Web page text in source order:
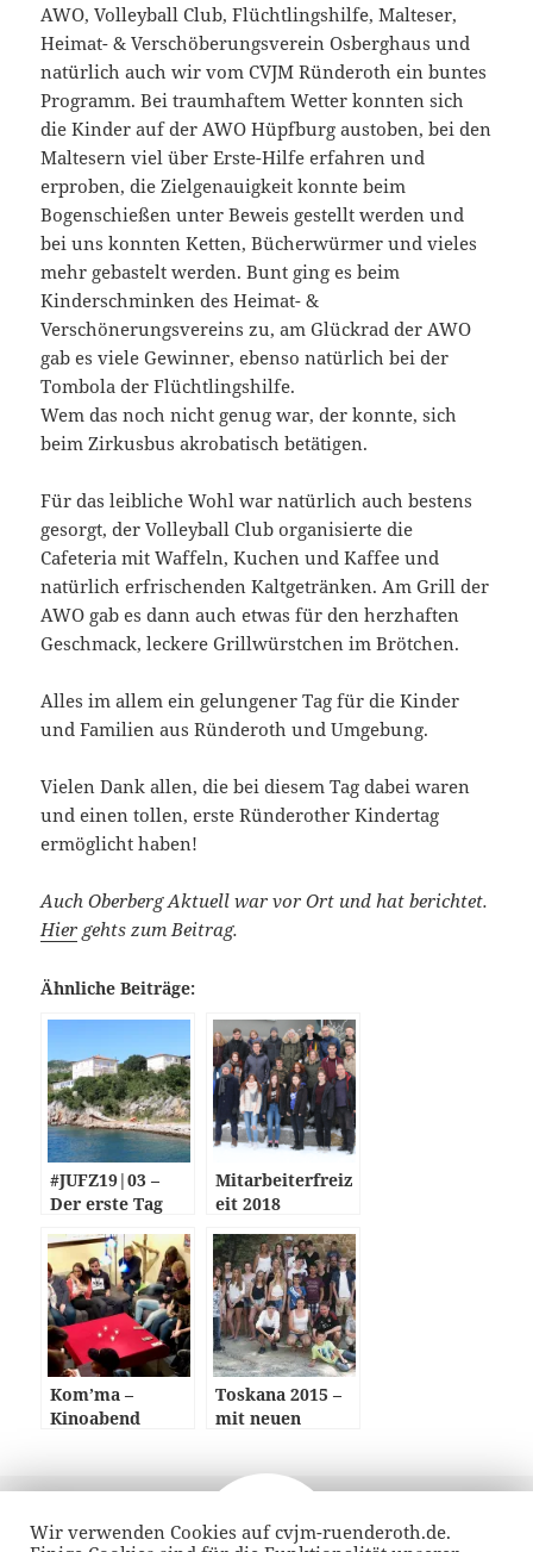
AWO, Volleyball Club, Flüchtlingshilfe, Malteser,
Heimat- & Verschöberungsverein Osberghaus und
natürlich auch wir vom CVJM Ründeroth ein buntes
Programm. Bei traumhaftem Wetter konnten sich
die Kinder auf der AWO Hüpfburg austoben, bei den
Maltesern viel über Erste-Hilfe erfahren und
erproben, die Zielgenauigkeit konnte beim
Bogenschießen unter Beweis gestellt werden und
bei uns konnten Ketten, Bücherwürmer und vieles
mehr gebastelt werden. Bunt ging es beim
Kinderschminken des Heimat- &
Verschönerungsvereins zu, am Glückrad der AWO
gab es viele Gewinner, ebenso natürlich bei der
Tombola der Flüchtlingshilfe.
Wem das noch nicht genug war, der konnte, sich
beim Zirkusbus akrobatisch betätigen.
Für das leibliche Wohl war natürlich auch bestens
gesorgt, der Volleyball Club organisierte die
Cafeteria mit Waffeln, Kuchen und Kaffee und
natürlich erfrischenden Kaltgetränken. Am Grill der
AWO gab es dann auch etwas für den herzhaften
Geschmack, leckere Grillwürstchen im Brötchen.
Alles im allem ein gelungener Tag für die Kinder
und Familien aus Ründeroth und Umgebung.
Vielen Dank allen, die bei diesem Tag dabei waren
und einen tollen, erste Ründerother Kindertag
ermöglicht haben!
Auch Oberberg Aktuell war vor Ort und hat berichtet.
Hier gehts zum Beitrag.
Ähnliche Beiträge:
#JUFZ19|03 –
Der erste Tag
Mitarbeiterfreiz
eit 2018
Kom’ma –
Kinoabend
Toskana 2015 –
mit neuen
am
Wir verwenden Cookies auf cvjm-ruenderoth.de.